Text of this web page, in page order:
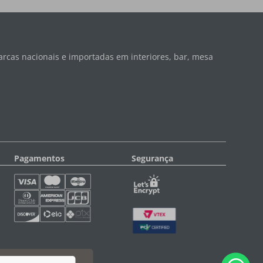
nacionais e importadas em interiores, bar, mesa
Pagamentos Segurança